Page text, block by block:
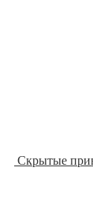
Скрытые